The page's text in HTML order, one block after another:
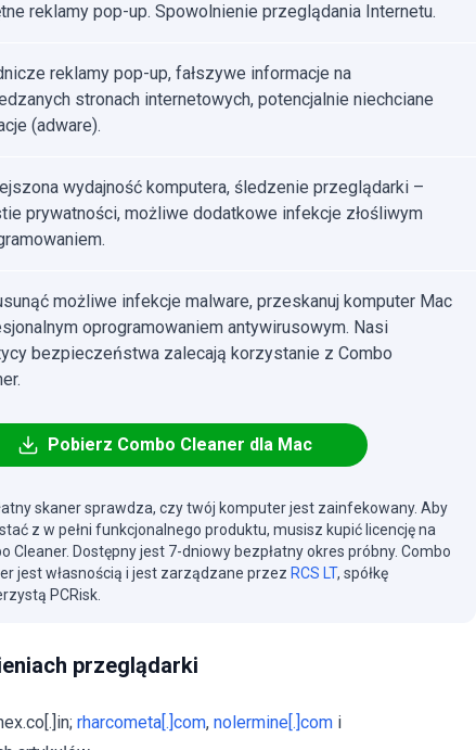
reklamy pop-up. Spowolnienie przeglądania Internetu.
reklamy pop-up, fałszywe informacje na
stronach internetowych, potencjalnie niechciane
(adware).
wydajność komputera, śledzenie przeglądarki –
prywatności, możliwe dodatkowe infekcje złośliwym
możliwe infekcje malware, przeskanuj komputer Mac
oprogramowaniem antywirusowym. Nasi
bezpieczeństwa zalecają korzystanie z Combo
Pobierz Combo Cleaner dla Mac
skaner sprawdza, czy twój komputer jest zainfekowany. Aby
z w pełni funkcjonalnego produktu, musisz kupić licencję na
Cleaner. Dostępny jest 7-dniowy bezpłatny okres próbny. Combo
jest własnością i jest zarządzane przez RCS LT, spółkę
PCRisk.
przeglądarki
rharcometa[.]com, nolermine[.]com i